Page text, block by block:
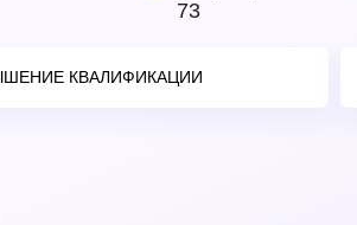
73
КВАЛИФИКАЦИИ